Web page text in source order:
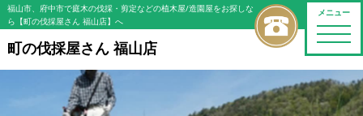
メニュー
toggle
福山市、府中市で庭木の伐採・剪定などの植木屋/造園屋をお探しな
ら【町の伐採屋さん 福山店】へ
町の伐採屋さん 福山店